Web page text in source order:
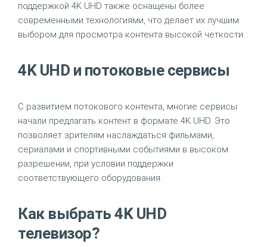
поддержкой 4K UHD также оснащены более
современными технологиями, что делает их лучшим
выбором для просмотра контента высокой четкости.
4K UHD и потоковые сервисы
С развитием потокового контента, многие сервисы
начали предлагать контент в формате 4K UHD. Это
позволяет зрителям наслаждаться фильмами,
сериалами и спортивными событиями в высоком
разрешении, при условии поддержки
соответствующего оборудования.
Как выбрать 4K UHD
телевизор?